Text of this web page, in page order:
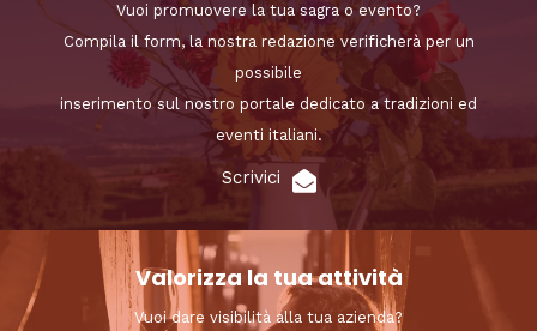
Vuoi promuovere la tua sagra o evento?
Compila il form, la nostra redazione verificherà per un
possibile
inserimento sul nostro portale dedicato a tradizioni ed
eventi italiani.
Scrivici
Valorizza la tua attività
Vuoi dare visibilità alla tua azienda?